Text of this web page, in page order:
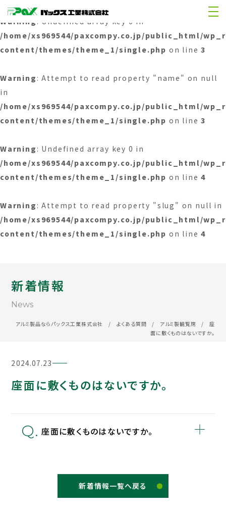
Warning : Undefined array key 0 in
/home/xs969544/paxcompy.co.jp/public_html/
content/themes/theme_1/single.php on line3
Warning : Attempt to read property "name" on null
in
/home/xs969544/paxcompy.co.jp/public_html/
content/themes/theme_1/single.php on line3
Warning : Undefined array key 0 in
/home/xs969544/paxcompy.co.jp/public_html/
content/themes/theme_1/single.php on line4
Warning : Attempt to read property "slug" on null in
/home/xs969544/paxcompy.co.jp/public_html/
content/themes/theme_1/single.php on line4
新着情報
News
アルミ製品ならパックス工業株式会社 / よくある質問 / アルミ製観覧席 / 座
面に敷くものはないですか。
2024.07.23
座面に敷くものはないですか。
座面に敷くものはないですか。
新着情報一覧へ戻る